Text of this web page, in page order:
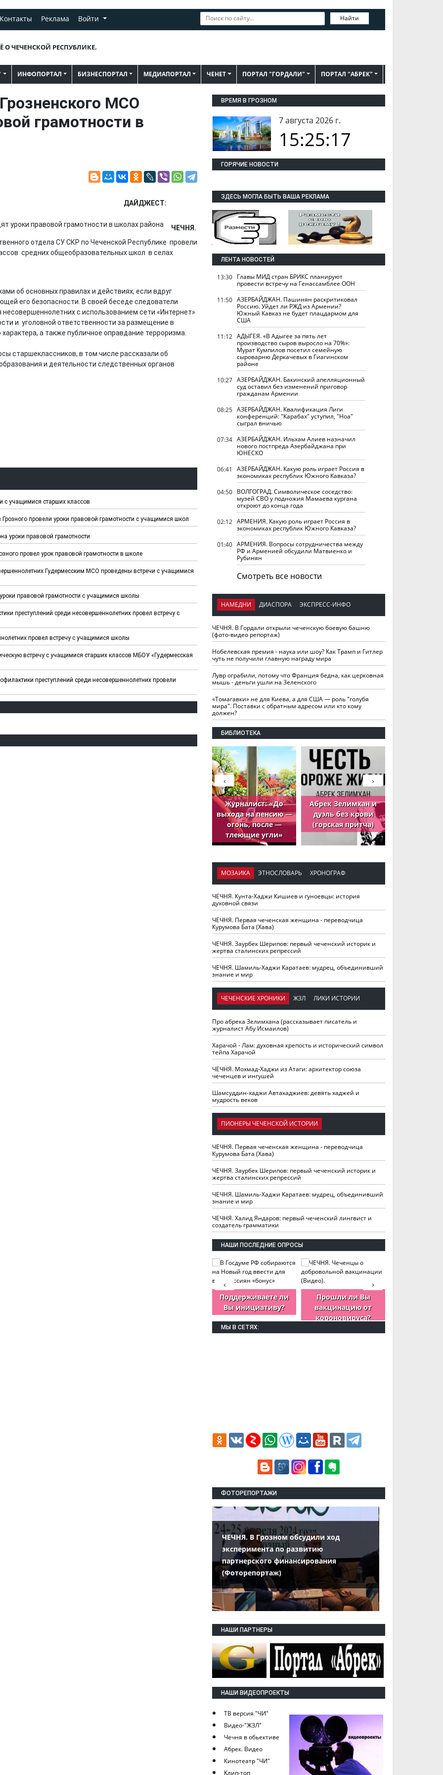
Контакты Реклама Войти Найти
О ЧЕЧЕНСКОЙ РЕСПУБЛИКЕ.
ИНФОПОРТАЛ БИЗНЕСПОРТАЛ МЕДИАПОРТАЛ ЧЕНЕТ ПОРТАЛ "ГОРДАЛИ" ПОРТАЛ "АБРЕК"
МСО
грамотности в
ДАЙДЖЕСТ:
ЧЕЧНЯ.
отдела СУ СКР по Чеченской Республике провели
средних общеобразовательных школ в селах
об основных правилах и действиях, если вдруг
его безопасности. В своей беседе следователи
с использованием сети «Интернет»
и уголовной ответственности за размещение в
а также публичное оправдание терроризма.
старшеклассников, в том числе рассказали об
и деятельности следственных органов
с учащимися старших классов
провели уроки правовой грамотности с учащимися школ
уроки правовой грамотности
провел урок правовой грамотности в школе
Гудермесским МСО проведены встречи с учащимися
правовой грамотности с учащимися школы
преступлений среди несовершеннолетних провел встречу с
провел встречу с учащимися школы
встречу с учащимися старших классов МБОУ «Гудермесская
преступлений среди несовершеннолетних провели
ВРЕМЯ В ГРОЗНОМ
7 августа 2026 г.
15:25:17
ГОРЯЧИЕ НОВОСТИ
ЗДЕСЬ МОГЛА БЫТЬ ВАША РЕКЛАМА
ЛЕНТА НОВОСТЕЙ
13:30 Главы МИД стран БРИКС планируют
провести встречу на Генассамблее ООН
11:50 АЗЕРБАЙДЖАН. Пашинян раскритиковал
Россию. Уйдет ли РЖД из Армении?
Южный Кавказ не будет плацдармом для
США
11:12 АДЫГЕЯ. «В Адыгее за пять лет
производство сыров выросло на 70%»:
Мурат Кумпилов посетил семейную
сыроварню Деркачевых в Гиагинском
районе
10:27 АЗЕРБАЙДЖАН. Бакинский апелляционный
суд оставил без изменений приговор
гражданам Армении
08:25 АЗЕРБАЙДЖАН. Квалификация Лиги
конференций: "Карабах" уступил, "Ноа"
сыграл вничью
07:34 АЗЕРБАЙДЖАН. Ильхам Алиев назначил
нового постпреда Азербайджана при
ЮНЕСКО
06:41
АЗЕРБАЙДЖАН. Какую роль играет Россия в
экономиках республик Южного Кавказа?
04:50 ВОЛГОГРАД. Символическое соседство:
музей СВО у подножия Мамаева кургана
откроют до конца года
02:12 АРМЕНИЯ. Какую роль играет Россия в
экономиках республик Южного Кавказа?
01:40 АРМЕНИЯ. Вопросы сотрудничества между
РФ и Арменией обсудили Матвиенко и
Рубинян
Смотреть все новости
НАМЕДНИ ДИАСПОРА ЭКСПРЕСС-ИНФО
ЧЕЧНЯ. В Гордали открыли чеченскую боевую башню
(фото-видео репортаж)
Нобелевская премия - наука или шоу? Как Трамп и Гитлер
чуть не получили главную награду мира
Лувр ограбили, потому что Франция бедна, как церковная
мышь - деньги ушли на Зеленского
«Томагавки» не для Киева, а для США — роль "голубя
мира". Поставки с обратным адресом или кто кому
должен?
БИБЛИОТЕКА
Журналист: «До
выхода на пенсию —
огонь, после —
тлеющие угли»
Абрек Зелимхан и
дуэль без крови
(горская притча)
›
‹
МОЗАИКА ЭТНОСЛОВАРЬ ХРОНОГРАФ
ЧЕЧНЯ. Кунта-Хаджи Кишиев и гуноевцы: история
духовной связи
ЧЕЧНЯ. Первая чеченская женщина - переводчица
Курумова Бата (Хава)
ЧЕЧНЯ. Заурбек Шерипов: первый чеченский историк и
жертва сталинских репрессий
ЧЕЧНЯ. Шамиль-Хаджи Каратаев: мудрец, объединивший
знание и мир
ЧЕЧЕНСКИЕ ХРОНИКИ ЖЗЛ ЛИКИ ИСТОРИИ
Про абрека Зелимхана (рассказывает писатель и
журналист Абу Исмаилов)
Харачой - Лам: духовная крепость и исторический символ
тейпа Харачой
ЧЕЧНЯ. Мохмад-Хаджи из Атаги: архитектор союза
чеченцев и ингушей
Шамсуддин-хаджи Автахаджиев: девять хаджей и
мудрость веков
ПИОНЕРЫ ЧЕЧЕНСКОЙ ИСТОРИИ
ЧЕЧНЯ. Первая чеченская женщина - переводчица
Курумова Бата (Хава)
ЧЕЧНЯ. Заурбек Шерипов: первый чеченский историк и
жертва сталинских репрессий
ЧЕЧНЯ. Шамиль-Хаджи Каратаев: мудрец, объединивший
знание и мир
ЧЕЧНЯ. Халид Яндаров: первый чеченский лингвист и
создатель грамматики
НАШИ ПОСЛЕДНИЕ ОПРОСЫ
Поддерживаете ли
Вы инициативу?
Прошли ли Вы
вакцинацию от
короновируса?
›
‹
МЫ В СЕТЯХ:
ФОТОРЕПОРТАЖИ
ЧЕЧНЯ. В Грозном обсудили ход
эксперимента по развитию
партнерского финансирования
(Фоторепортаж)
НАШИ ПАРТНЕРЫ
НАШИ ВИДЕОПРОЕКТЫ
ТВ версия "ЧИ"
Видео-"ЖЗЛ"
Чечня в обьективе
Абрек. Видео
Кинотеатр "ЧИ"
Клип-топ